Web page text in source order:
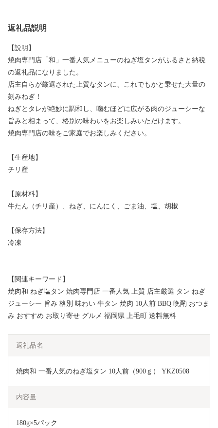
返礼品説明
【説明】
焼肉専門店「和」一番人気メニューのねぎ塩タンがふるさと納税
の返礼品になりました。
店主自らが厳選された上質なタンに、これでもかと乗せた大量の
刻みねぎ！
ねぎとタレが絶妙に調和し、噛むほどに広がる肉のジューシーな
旨みと相まって、格別の味わいをお楽しみいただけます。
焼肉専門店の味をご家庭でお楽しみください。
【生産地】
チリ産
【原材料】
牛たん（チリ産）、ねぎ、にんにく、ごま油、塩、胡椒
【保存方法】
冷凍
【関連キーワード】
焼肉和 ねぎ塩タン 焼肉専門店 一番人気 上質 店主厳選 タン ねぎ
ジューシー 旨み 格別 味わい 牛タン 焼肉 10人前 BBQ 晩酌 おつま
み おすすめ お取り寄せ グルメ 福岡県 上毛町 送料無料
返礼品名
焼肉和 一番人気のねぎ塩タン 10人前（900ｇ） YKZ0508
内容量
180g×5パック